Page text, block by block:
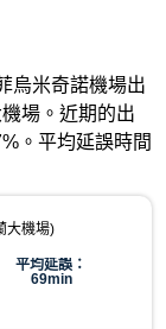
烏米奇諾機場出
場。近期的出
。平均延誤時間
大機場)
平均延誤：
69min